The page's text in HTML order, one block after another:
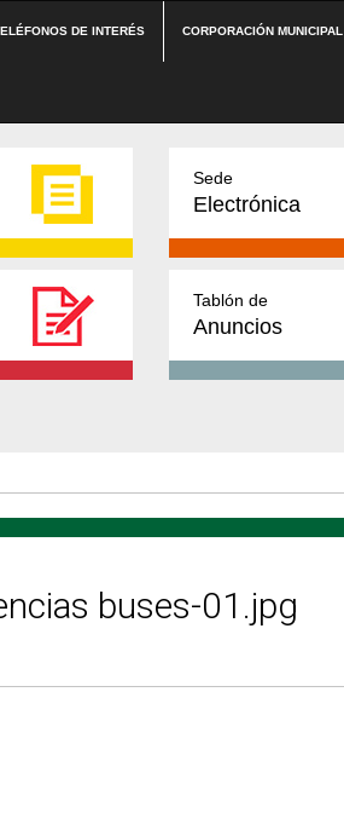
DE INTERÉS CORPORACIÓN MUNICIPAL
Sede
Electrónica
Tablón de
Anuncios
buses-01.jpg